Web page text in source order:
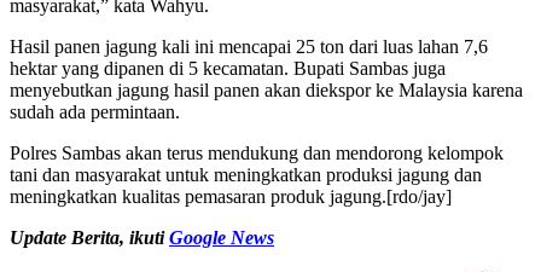
masyarakat,” kata Wahyu.
Hasil panen jagung kali ini mencapai 25 ton dari luas lahan 7,6
hektar yang dipanen di 5 kecamatan. Bupati Sambas juga
menyebutkan jagung hasil panen akan diekspor ke Malaysia karena
sudah ada permintaan.
Polres Sambas akan terus mendukung dan mendorong kelompok
tani dan masyarakat untuk meningkatkan produksi jagung dan
meningkatkan kualitas pemasaran produk jagung.[rdo/jay]
Update Berita, ikutiGoogle News